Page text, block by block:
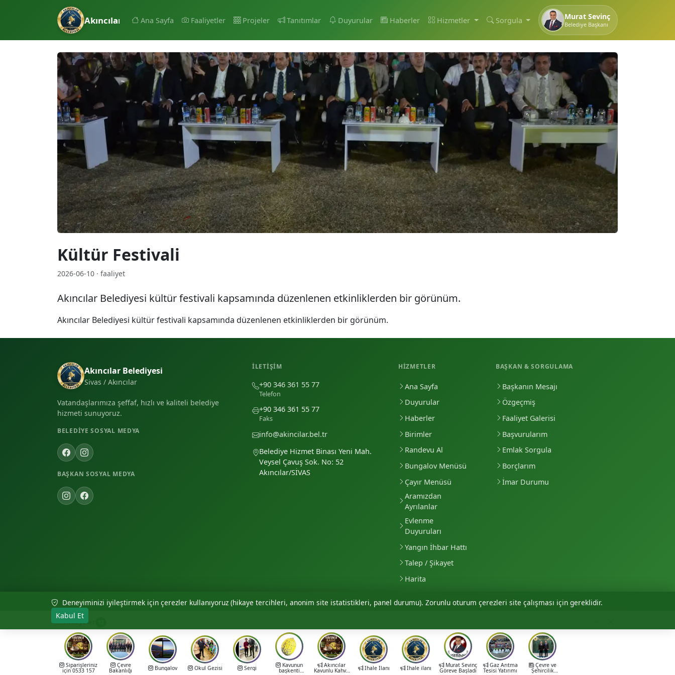
Akıncılar Belediyesi
Ana Sayfa Faaliyetler Projeler Tanıtımlar Duyurular Haberler Hizmetler Sorgula Murat Sevinç
Belediye Başkanı
Kültür Festivali
2026-06-10 · faaliyet
Akıncılar Belediyesi kültür festivali kapsamında düzenlenen etkinliklerden bir görünüm.
Akıncılar Belediyesi kültür festivali kapsamında düzenlenen etkinliklerden bir görünüm.
Akıncılar Belediyesi
Sivas / Akıncılar
Vatandaşlarımıza şeffaf, hızlı ve kaliteli belediye
hizmeti sunuyoruz.
BELEDIYE SOSYAL MEDYA
BAŞKAN SOSYAL MEDYA
İLETIŞIM
+90 346 361 55 77
Telefon
+90 346 361 55 77
Faks
info@akincilar.bel.tr
Belediye Hizmet Binası Yeni Mah.
Veysel Çavuş Sok. No: 52
Akıncılar/SİVAS
HIZMETLER
Ana Sayfa
Duyurular
Haberler
Birimler
Randevu Al
Bungalov Menüsü
Çayır Menüsü
Aramızdan
Ayrılanlar
Evlenme
Duyuruları
Yangın İhbar Hattı
Talep / Şikayet
Harita
BAŞKAN & SORGULAMA
Başkanın Mesajı
Özgeçmiş
Faaliyet Galerisi
Başvurularım
Emlak Sorgula
Borçlarım
İmar Durumu
© 2026 Akıncılar Belediyesi — Tüm hakları saklıdır.
Deneyiminizi iyileştirmek için çerezler kullanıyoruz (hikaye tercihleri, anonim site istatistikleri, panel durumu). Zorunlu oturum çerezleri site çalışması için gereklidir.
Kabul Et
Hikayeler
Siparişleriniz
için 0533 157
Çevre
Bakanlığı Bungalov Okul Gezisi Sergi Kavunun
başkenti
Akıncılar
Kavunlu Kahve İhale İlanı İhale ilanı Murat Sevinç
Göreve Başladı
Gaz Arıtma
Tesisi Yatırımı
Çevre ve
Şehircilik